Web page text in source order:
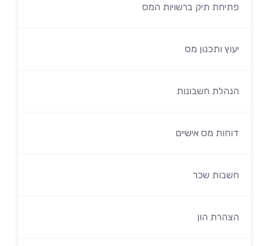
פתיחת תיק ברשויות המס
יעוץ ותכנון מס
הנהלת חשבונות
דוחות מס אישיים
חשבות שכר
הצהרת הון